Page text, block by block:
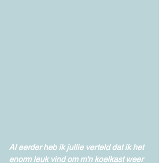
Al eerder heb ik jullie verteld dat ik het
enorm leuk vind om m'n koelkast weer